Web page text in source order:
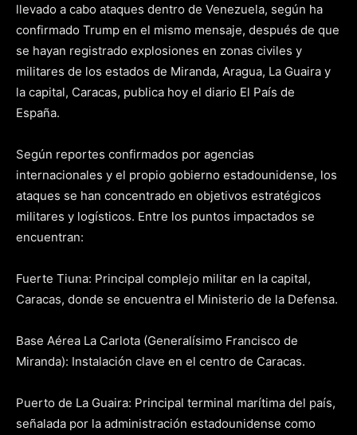
llevado a cabo ataques dentro de Venezuela, según ha
confirmado Trump en el mismo mensaje, después de que
se hayan registrado explosiones en zonas civiles y
militares de los estados de Miranda, Aragua, La Guaira y
la capital, Caracas, publica hoy el diario El País de
España.
Según reportes confirmados por agencias
internacionales y el propio gobierno estadounidense, los
ataques se han concentrado en objetivos estratégicos
militares y logísticos. Entre los puntos impactados se
encuentran:
Fuerte Tiuna: Principal complejo militar en la capital,
Caracas, donde se encuentra el Ministerio de la Defensa.
Base Aérea La Carlota (Generalísimo Francisco de
Miranda): Instalación clave en el centro de Caracas.
Puerto de La Guaira: Principal terminal marítima del país,
señalada por la administración estadounidense como